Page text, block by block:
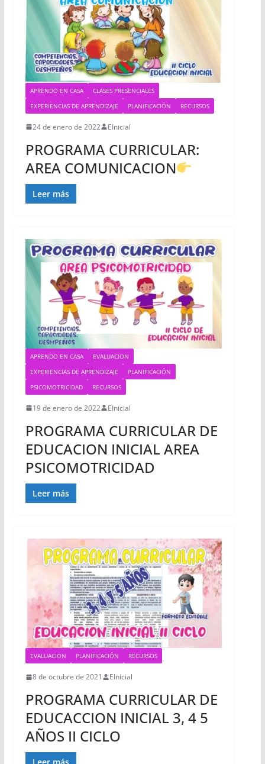
APRENDO EN CASA
CLASES PRESENCIALES
EXPERIENCIAS DE APRENDIZAJE
PLANIFICACIÓN RECURSOS
24 de enero de 2022 EInicial
PROGRAMA CURRICULAR:
AREA COMUNICACION
Leer más
APRENDO EN CASA
EVALUACION
EXPERIENCIAS DE APRENDIZAJE
PLANIFICACIÓN
PSICOMOTRICIDAD
RECURSOS
19 de enero de 2022 EInicial
PROGRAMA CURRICULAR DE
EDUCACION INICIAL AREA
PSICOMOTRICIDAD
Leer más
EVALUACION PLANIFICACIÓN RECURSOS
8 de octubre de 2021 EInicial
PROGRAMA CURRICULAR DE
EDUCACCION INICIAL 3, 4 5
AÑOS II CICLO